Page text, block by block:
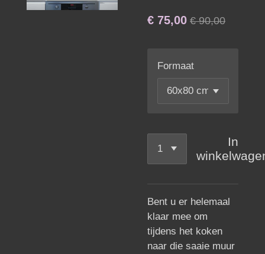
€ 75,00 € 90,00
Formaat
In
Bent u er helemaal
klaar mee om
tijdens het koken
naar die saaie muur